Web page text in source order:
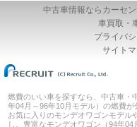
中古車情報ならカーセ
車買取・
プライバ
サイト
燃費のいい車を探すなら、中古車・
年04月～96年10月モデル）の燃費が
お気に入りのモンデオワゴンモデル
し。豊富なモンデオワゴン（94年